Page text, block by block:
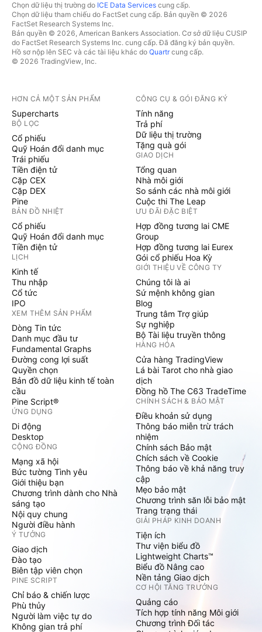
Chọn dữ liệu thị trường do ICE Data Services cung cấp.
Chọn dữ liệu tham chiếu do FactSet cung cấp. Bản quyền © 2026
FactSet Research Systems Inc.
Bản quyền © 2026, American Bankers Association. Cơ sở dữ liệu CUSIP
do FactSet Research Systems Inc. cung cấp. Đã đăng ký bản quyền.
Hồ sơ nộp lên SEC và các tài liệu khác do Quartrcung cấp.
© 2026 TradingView, Inc.
HƠN CẢ MỘT SẢN PHẨM
Supercharts
BỘ LỌC
Cổ phiếu
Quỹ Hoán đổi danh mục
Trái phiếu
Tiền điện tử
Cặp CEX
Cặp DEX
Pine
BẢN ĐỒ NHIỆT
Cổ phiếu
Quỹ Hoán đổi danh mục
Tiền điện tử
LỊCH
Kinh tế
Thu nhập
Cổ tức
IPO
XEM THÊM SẢN PHẨM
Dòng Tin tức
Danh mục đầu tư
Fundamental Graphs
Đường cong lợi suất
Quyền chọn
Bản đồ dữ liệu kinh tế toàn
cầu
Pine Script®
ỨNG DỤNG
Di động
Desktop
CỘNG ĐỒNG
Mạng xã hội
Bức tường Tình yêu
Giới thiệu bạn
Chương trình dành cho Nhà
sáng tạo
Nội quy chung
Người điều hành
Ý TƯỞNG
Giao dịch
Đào tạo
Biên tập viên chọn
PINE SCRIPT
Chỉ báo & chiến lược
Phù thủy
Người làm việc tự do
Không gian trả phí
CÔNG CỤ & GÓI ĐĂNG KÝ
Tính năng
Trả phí
Dữ liệu thị trường
Tặng quà gói
GIAO DỊCH
Tổng quan
Nhà môi giới
So sánh các nhà môi giới
Cuộc thi The Leap
ƯU ĐÃI ĐẶC BIỆT
Hợp đồng tương lai CME
Group
Hợp đồng tương lai Eurex
Gói cổ phiếu Hoa Kỳ
GIỚI THIỆU VỀ CÔNG TY
Chúng tôi là ai
Sứ mệnh không gian
Blog
Trung tâm Trợ giúp
Sự nghiệp
Bộ Tài liệu truyền thông
HÀNG HÓA
Cửa hàng TradingView
Lá bài Tarot cho nhà giao
dịch
Đồng hồ The C63 TradeTime
CHÍNH SÁCH & BẢO MẬT
Điều khoản sử dụng
Thông báo miễn trừ trách
nhiệm
Chính sách Bảo mật
Chích sách về Cookie
Thông báo về khả năng truy
cập
Mẹo bảo mật
Chương trình săn lỗi bảo mật
Trang trạng thái
GIẢI PHÁP KINH DOANH
Tiện ích
Thư viện biểu đồ
Lightweight Charts™
Biểu đồ Nâng cao
Nền tảng Giao dịch
CƠ HỘI TĂNG TRƯỞNG
Quảng cáo
Tích hợp tính năng Môi giới
Chương trình Đối tác